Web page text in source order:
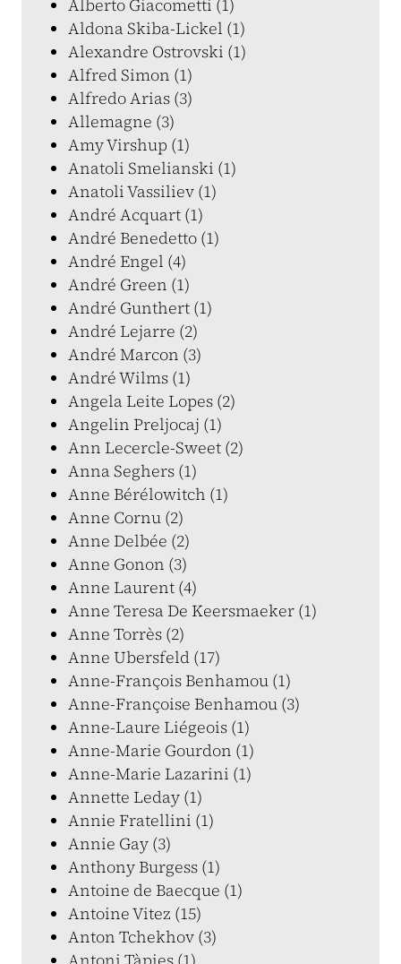
Alberto Giacometti (1)
Aldona Skiba-Lickel (1)
Alexandre Ostrovski (1)
Alfred Simon (1)
Alfredo Arias (3)
Allemagne (3)
Amy Virshup (1)
Anatoli Smelianski (1)
Anatoli Vassiliev (1)
André Acquart (1)
André Benedetto (1)
André Engel (4)
André Green (1)
André Gunthert (1)
André Lejarre (2)
André Marcon (3)
André Wilms (1)
Angela Leite Lopes (2)
Angelin Preljocaj (1)
Ann Lecercle-Sweet (2)
Anna Seghers (1)
Anne Bérélowitch (1)
Anne Cornu (2)
Anne Delbée (2)
Anne Gonon (3)
Anne Laurent (4)
Anne Teresa De Keersmaeker (1)
Anne Torrès (2)
Anne Ubersfeld (17)
Anne-François Benhamou (1)
Anne-Françoise Benhamou (3)
Anne-Laure Liégeois (1)
Anne-Marie Gourdon (1)
Anne-Marie Lazarini (1)
Annette Leday (1)
Annie Fratellini (1)
Annie Gay (3)
Anthony Burgess (1)
Antoine de Baecque (1)
Antoine Vitez (15)
Anton Tchekhov (3)